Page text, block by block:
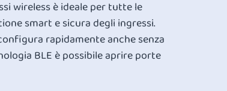
wireless è ideale per tutte le
smart e sicura degli ingressi.
rapidamente anche senza
BLE è possibile aprire porte